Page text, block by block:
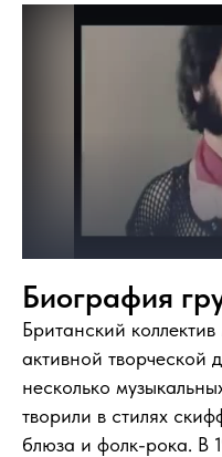
Биография
Британский
активной творческой
несколько
творили в стилях
блюза и фолк-рока. В